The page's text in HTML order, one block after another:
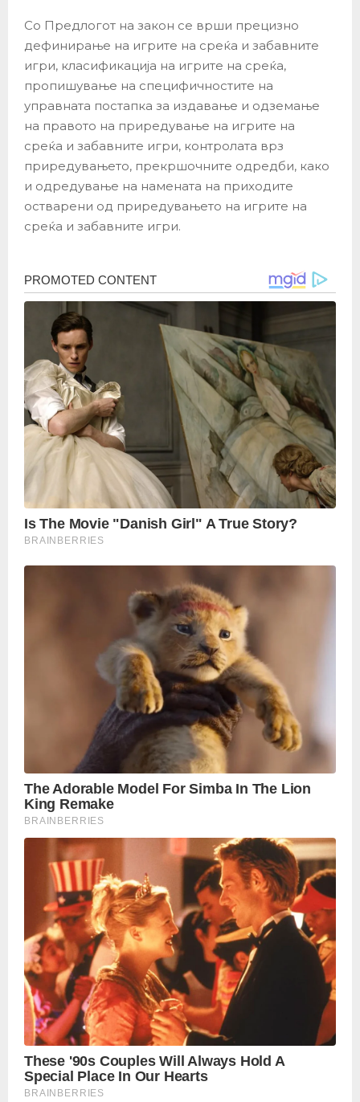
Со Предлогот на закон се врши прецизно
дефинирање на игрите на среќа и забавните
игри, класификација на игрите на среќа,
пропишување на специфичностите на
управната постапка за издавање и одземање
на правото на приредување на игрите на
среќа и забавните игри, контролата врз
приредувањето, прекршочните одредби, како
и одредување на намената на приходите
остварени од приредувањето на игрите на
среќа и забавните игри.